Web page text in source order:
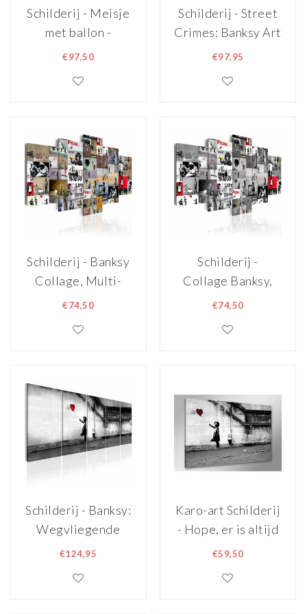
Schilderij - Meisje
met ballon -
Banksy , rode
zwart wit, Hope,
Wanddecoratie
€97,50
Schilderij - Street
Crimes: Banksy Art
, 5 luik, print op
canvas, Banksy
€97,95
Schilderij - Banksy
Collage, Multi-
gekleurd, 5luik
€74,50
Schilderij -
Collage Banksy,
Grijs/Rood, 5luik
€74,50
Schilderij - Banksy:
Wegvliegende
Ballon , meisje ,
2 maten, Print op
€124,95
Karo-art Schilderij
- Hope, er is altijd
hoop. Banksy
€59,50